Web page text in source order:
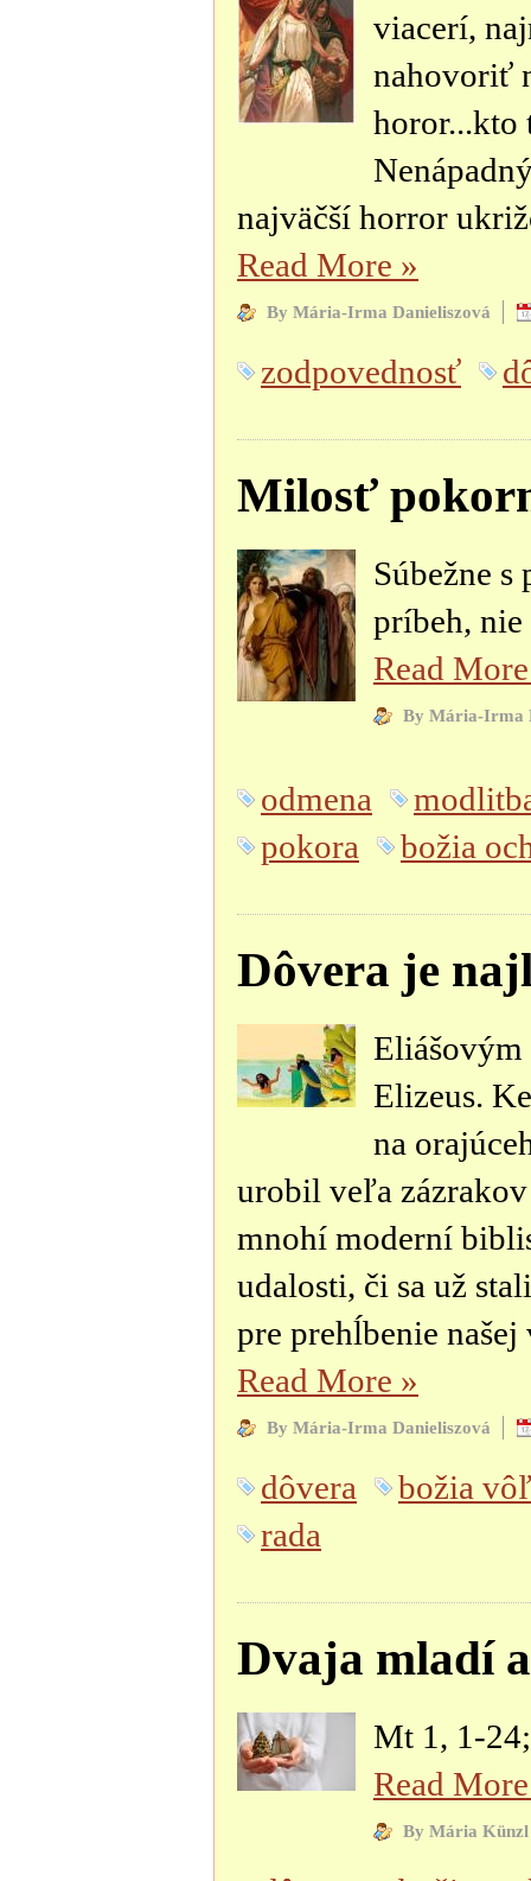
viacerí,
nahovoriť
horor...kto
najväčší horror
Read More »
By Mária-Irma Danieliszová
zodpovednosť
Milosť
Súbežne
príbeh,
Read
By Mária-Irma
odmena
pokora
božia
Dôvera je
Eliášovým
Elizeus.
na
urobil veľa
mnohí moderní
udalosti, či sa už
pre prehĺbenie našej
Read More »
By Mária-Irma Danieliszová
dôvera
božia
rada
Dvaja mladí
Mt 1, 1-24;
Read
By Mária Künzl